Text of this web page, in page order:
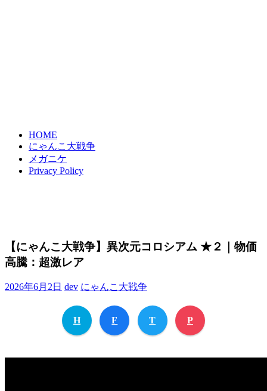
HOME
にゃんこ大戦争
メガニケ
Privacy Policy
【にゃんこ大戦争】異次元コロシアム ★２｜物価
高騰：超激レア
2026年6月2日 dev にゃんこ大戦争
H F T P